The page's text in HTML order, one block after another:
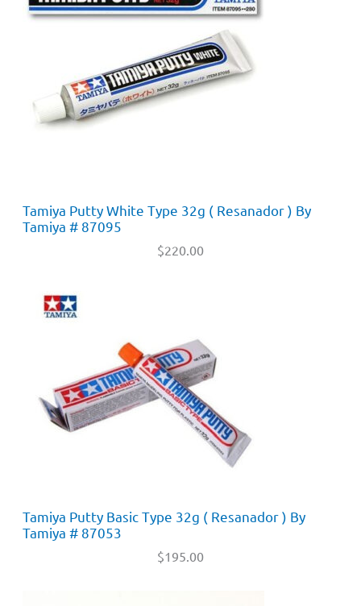
Tamiya Putty White Type 32g ( Resanador ) By
Tamiya # 87095
$220.00
Tamiya Putty Basic Type 32g ( Resanador ) By
Tamiya # 87053
$195.00